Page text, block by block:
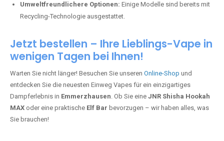
Umweltfreundlichere Optionen: Einige Modelle sind bereits mit
Recycling-Technologie ausgestattet.
Jetzt bestellen – Ihre Lieblings-Vape in
wenigen Tagen bei Ihnen!
Warten Sie nicht länger! Besuchen Sie unseren Online-Shop und
entdecken Sie die neuesten Einweg Vapes für ein einzigartiges
Dampferlebnis in Emmerzhausen. Ob Sie eine JNR Shisha Hookah
MAX oder eine praktische Elf Bar bevorzugen – wir haben alles, was
Sie brauchen!